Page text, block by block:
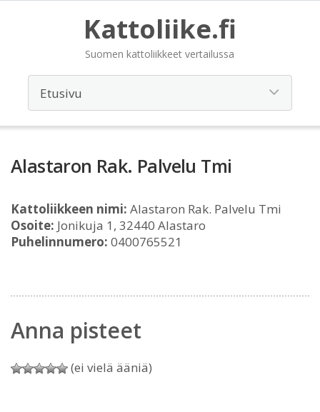
Kattoliike.fi
Suomen kattoliikkeet vertailussa
Alastaron Rak. Palvelu Tmi
Kattoliikkeen nimi: Alastaron Rak. Palvelu Tmi
Osoite: Jonikuja 1, 32440 Alastaro
Puhelinnumero: 0400765521
Anna pisteet
(ei vielä ääniä)